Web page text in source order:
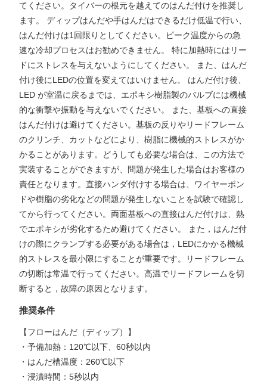
てください。タイバーの根元を越えてのはんだ付けを推奨し
ます。 ディップはんだや手はんだはできるだけ低温で行い、
はんだ付けは1回限りとしてください。ピーク温度からの急
速な冷却プロセスはお勧めできません。 特に加熱時にはリー
ドにストレスを与えないようにしてください。 また、はんだ
付け後にLEDの位置を変えてはいけません。 はんだ付け後、
LED が室温に戻るまでは、エポキシ樹脂製のバルブには機械
的な衝撃や振動を与えないでください。 また、基板への直接
はんだ付けは避けてください。基板の反りやリードフレーム
のクリンチ、カットなどにより、樹脂に機械的ストレスがか
かることがあります。どうしても必要な場合は、この方法で
実装することができますが、問題が発生した場合はお客様の
責任となります。直接ハンダ付けする場合は、ワイヤーボン
ドや樹脂の劣化などの問題が発生しないことを試験で確認し
てから行ってください。両面基板への直接はんだ付けは、熱
でエポキシが劣化するため避けてください。 また，はんだ付
けの際にクランプする必要がある場合は，LEDにかかる機械
的ストレスを最小限にすることが重要です。リードフレーム
の切断は常温で行ってください。高温でリードフレームを切
断すると，故障の原因となります。
推奨条件
【フローはんだ（ディップ）】
・予備加熱：120℃以下、60秒以内
・はんだ槽温度：260℃以下
・浸漬時間：5秒以内